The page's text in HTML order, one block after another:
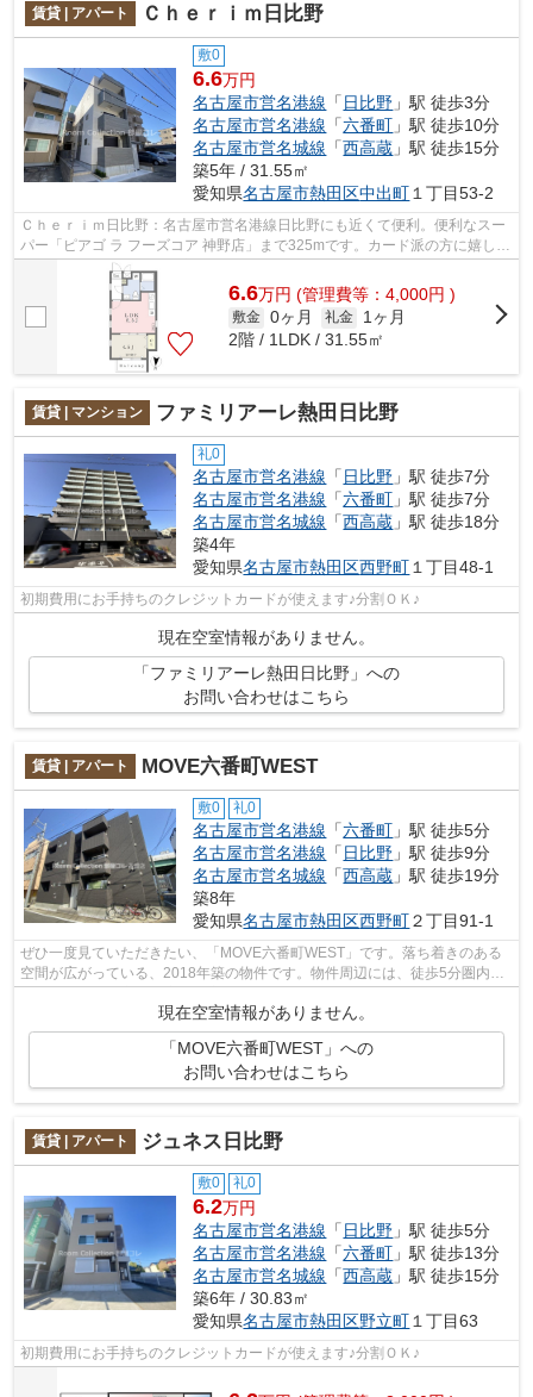
賃貸 | アパート Ｃｈｅｒｉｍ日比野
敷0
6.6万円
名古屋市営名港線 「 日比野 」駅 徒歩3分
名古屋市営名港線 「六番町 」駅 徒歩10分
名古屋市営名城線 「西高蔵 」駅 徒歩15分
築5年 / 31.55㎡
愛知県名古屋市熱田区中出町 １丁目53-2
Ｃｈｅｒｉｍ日比野：名古屋市営名港線日比野にも近くて便利。便利なスー
パー「ピアゴ ラ フーズコア 神野店」まで325mです。カード派の方に嬉し
い。初期費用のカード決済が可能です。...
6.6万円 (管理費等：4,000円 )
敷金 0ヶ月 礼金
1ヶ月
2階 / 1LDK / 31.55㎡
賃貸 | マンション ファミリアーレ熱田日比野
礼0
名古屋市営名港線 「日比野 」駅 徒歩7分
名古屋市営名港線 「六番町 」駅 徒歩7分
名古屋市営名城線 「西高蔵 」駅 徒歩18分
築4年
愛知県名古屋市熱田区西野町 １丁目48-1
初期費用にお手持ちのクレジットカードが使えます♪分割ＯＫ♪
現在空室情報がありません。
「ファミリアーレ熱田日比野」への
お問い合わせはこちら
賃貸 | アパート MOVE六番町WEST
敷0 礼0
名古屋市営名港線 「六番町 」駅 徒歩5分
名古屋市営名港線 「 日比野 」駅 徒歩9分
名古屋市営名城線 「西高蔵 」駅 徒歩19分
築8年
愛知県名古屋市熱田区西野町２丁目91-1
ぜひ一度見ていただきたい、「MOVE六番町WEST」です。落ち着きのある
空間が広がっている、2018年築の物件です。物件周辺には、徒歩5分圏内に
現在空室情報がありません。
「MOVE六番町WEST」への
お問い合わせはこちら
賃貸 | アパート ジュネス日比野
敷0 礼0
6.2万円
名古屋市営名港線 「 日比野 」駅 徒歩5分
名古屋市営名港線 「六番町 」駅 徒歩13分
名古屋市営名城線 「西高蔵 」駅 徒歩15分
築6年 / 30.83㎡
愛知県名古屋市熱田区野立町 １丁目63
初期費用にお手持ちのクレジットカードが使えます♪分割ＯＫ♪